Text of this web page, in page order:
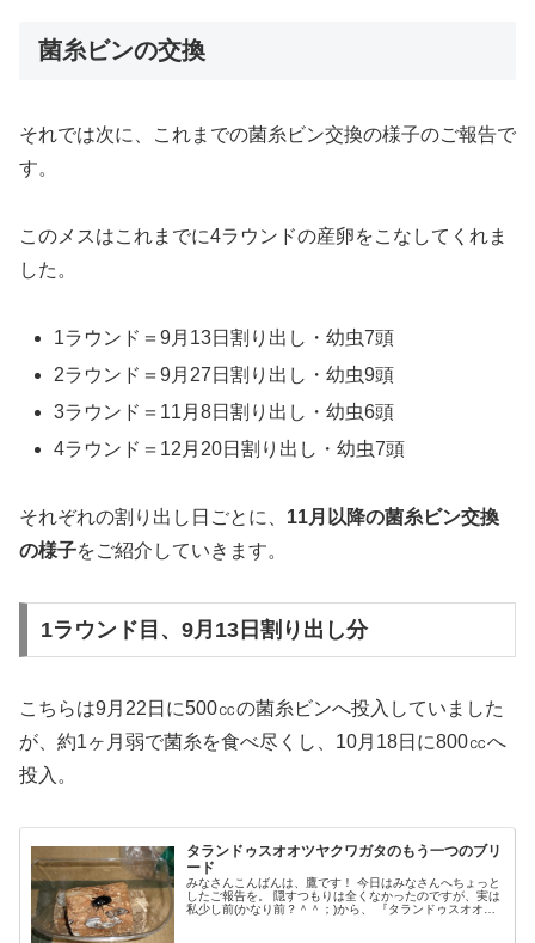
菌糸ビンの交換
それでは次に、これまでの菌糸ビン交換の様子のご報告で
す。
このメスはこれまでに4ラウンドの産卵をこなしてくれま
した。
1ラウンド＝9月13日割り出し・幼虫7頭
2ラウンド＝9月27日割り出し・幼虫9頭
3ラウンド＝11月8日割り出し・幼虫6頭
4ラウンド＝12月20日割り出し・幼虫7頭
それぞれの割り出し日ごとに、 11月以降の菌糸ビン交換
の様子をご紹介していきます。
1ラウンド目、9月13日割り出し分
こちらは9月22日に500㏄の菌糸ビンへ投入していました
が、約1ヶ月弱で菌糸を食べ尽くし、10月18日に800㏄へ
投入。
タランドゥスオオツヤクワガタのもう一つのブリ
ード
みなさんこんばんは、鷹です！ 今日はみなさんへちょっと
したご報告を。 隠すつもりは全くなかったのですが、実は
私少し前(かなり前？＾＾；)から、 『タランドゥスオオツ